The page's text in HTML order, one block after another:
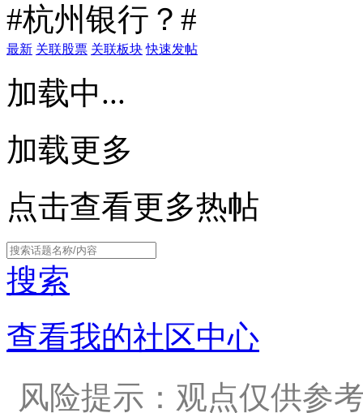
#杭州银行？#
最新 关联股票 关联板块 快速发帖
加载中...
加载更多
点击查看更多热帖
搜索
查看我的社区中心
风险提示：观点仅供参